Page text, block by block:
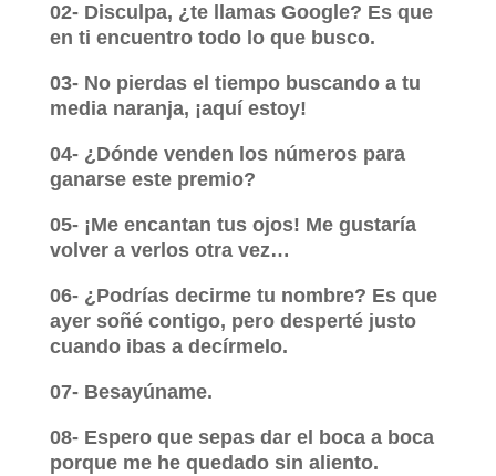
02- Disculpa, ¿te llamas Google? Es que
en ti encuentro todo lo que busco.
03- No pierdas el tiempo buscando a tu
media naranja, ¡aquí estoy!
04- ¿Dónde venden los números para
ganarse este premio?
05- ¡Me encantan tus ojos! Me gustaría
volver a verlos otra vez…
06- ¿Podrías decirme tu nombre? Es que
ayer soñé contigo, pero desperté justo
cuando ibas a decírmelo.
07- Besayúname.
08- Espero que sepas dar el boca a boca
porque me he quedado sin aliento.